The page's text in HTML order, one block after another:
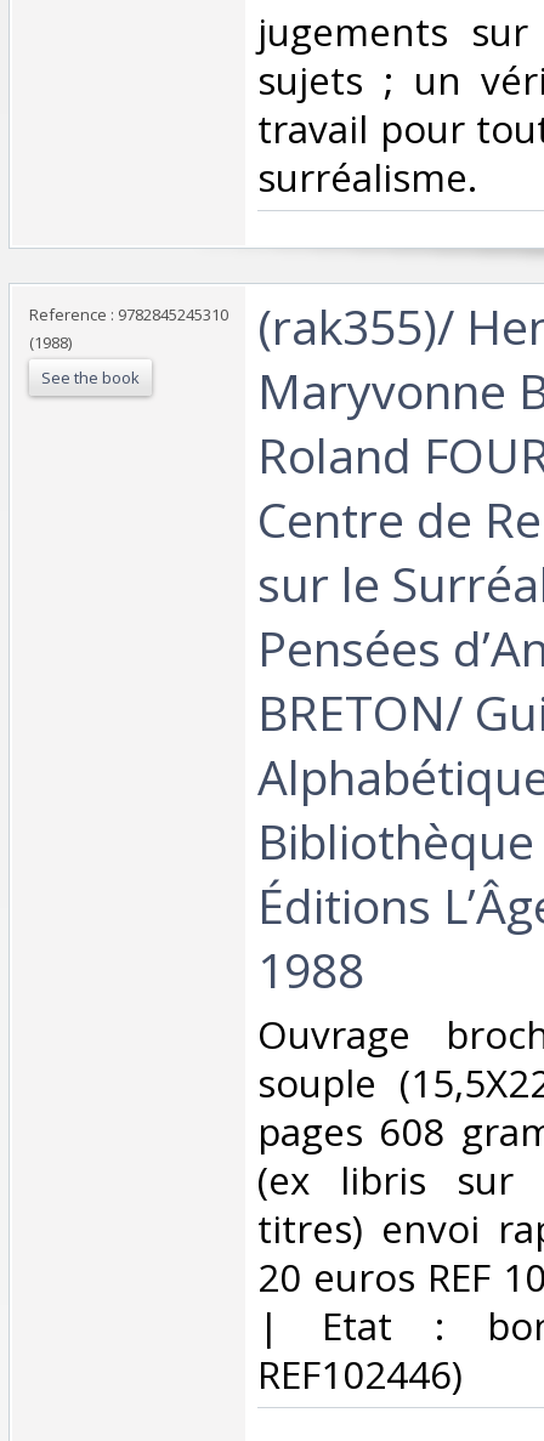
jugements
sujets ; un
travail pour
surréalisme.‎
Reference : 9782845245310
(1988)
See the book
‎(rak355)/
Maryvonne
Roland
Centre de
sur le
Pensées
BRETON/
Bibliothèque
Éditions
1988‎
‎Ouvrage
souple
pages 608
(ex libris sur
titres) envoi
20 euros REF
| Etat :
REF102446)‎